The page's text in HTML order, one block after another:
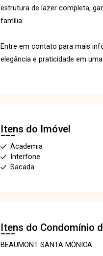
estrutura de lazer completa,
família.
Entre em contato para mais
elegância e praticidade em
Itens do Imóvel
Academia
Interfone
Sacada
Itens do Condomínio
BEAUMONT SANTA MÔNICA